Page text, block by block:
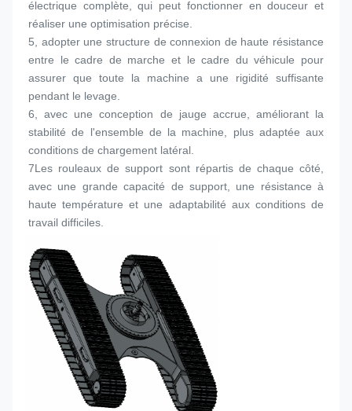
électrique complète, qui peut fonctionner en douceur et
réaliser une optimisation précise.
5, adopter une structure de connexion de haute résistance
entre le cadre de marche et le cadre du véhicule pour
assurer que toute la machine a une rigidité suffisante
pendant le levage.
6, avec une conception de jauge accrue, améliorant la
stabilité de l'ensemble de la machine, plus adaptée aux
conditions de chargement latéral.
7Les rouleaux de support sont répartis de chaque côté,
avec une grande capacité de support, une résistance à
haute température et une adaptabilité aux conditions de
travail difficiles.